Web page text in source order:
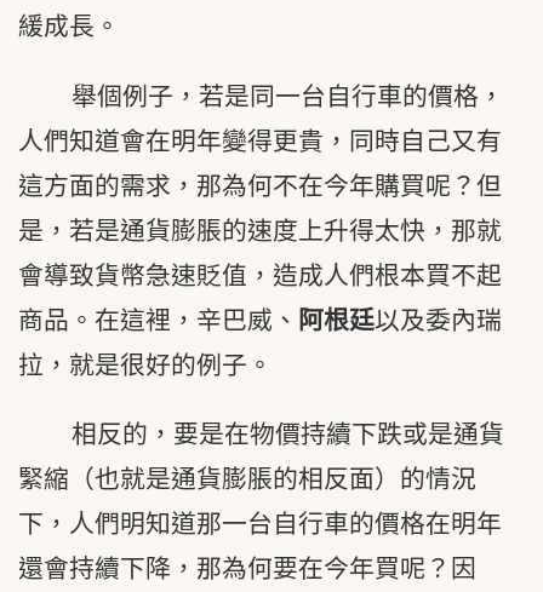
緩成長。
舉個例子，若是同一台自行車的價格，
人們知道會在明年變得更貴，同時自己又有
這方面的需求，那為何不在今年購買呢？但
是，若是通貨膨脹的速度上升得太快，那就
會導致貨幣急速貶值，造成人們根本買不起
商品。在這裡，辛巴威、 阿根廷以及委內瑞
拉，就是很好的例子。
相反的，要是在物價持續下跌或是通貨
緊縮（也就是通貨膨脹的相反面）的情況
下，人們明知道那一台自行車的價格在明年
還會持續下降，那為何要在今年買呢？因